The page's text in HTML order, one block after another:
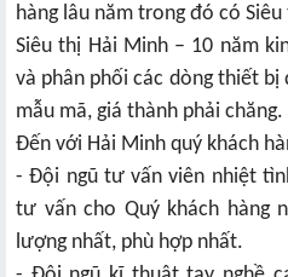
hàng lâu năm trong đó có
Siêu thị Hải Minh – 10 năm
và phân phối các dòng thiết
mẫu mã, giá thành phải chăng.
Đến với Hải Minh quý khách
- Đội ngũ tư vấn viên nhiệt
tư vấn cho Quý khách hàng
lượng nhất, phù hợp nhất.